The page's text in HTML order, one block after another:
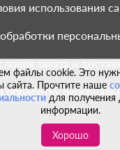
файлы cookie. Это
сайта. Прочтите наше
для получения
информации.
Хорошо
использования
заказа и
обработку